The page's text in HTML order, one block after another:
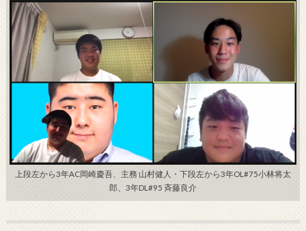
上段左から3年AC岡崎慶吾、主務 山村健人・下段左から3年OL#75小林将太
郎、3年DL#95 斉藤良介